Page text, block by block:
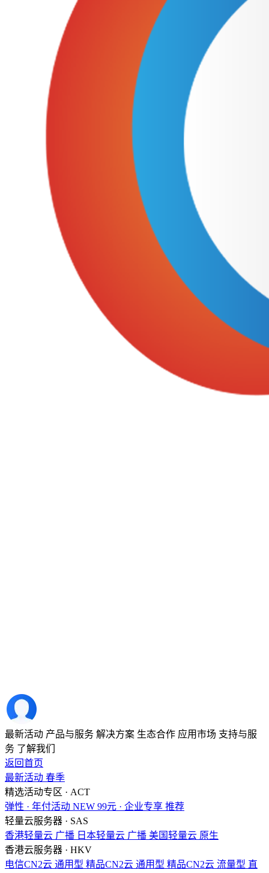
最新活动 产品与服务 解决方案 生态合作 应用市场 支持与服
务 了解我们
返回首页
最新活动 春季
精选活动专区 · ACT
弹性 · 年付活动 NEW 99元 · 企业专享 推荐
轻量云服务器 · SAS
香港轻量云 广播 日本轻量云 广播 美国轻量云 原生
香港云服务器 · HKV
电信CN2云 通用型 精品CN2云 通用型 精品CN2云 流量型 直